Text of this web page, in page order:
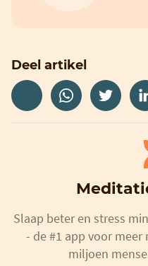
Deel artikel
Slaap beter en stress
- de #1 app voor meer
miljoen